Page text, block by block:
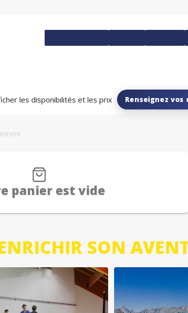
les disponibilités et les prix Renseignez
panier est vide
SON